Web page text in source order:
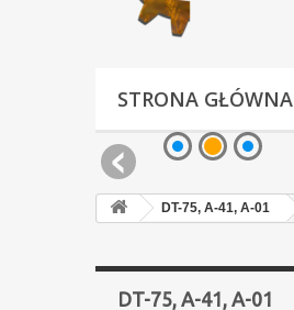
STRONA GŁÓWNA
DT-75, A-41, A-01
DT-75, A-41, A-01